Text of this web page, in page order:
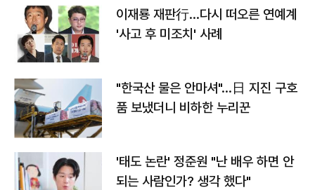
이재룡 재판行…다시 떠오른 연예계
'사고 후 미조치' 사례
"한국산 물은 안마셔"…日 지진 구호
품 보냈더니 비하한 누리꾼
'태도 논란' 정준원 "난 배우 하면 안
되는 사람인가? 생각 했다"